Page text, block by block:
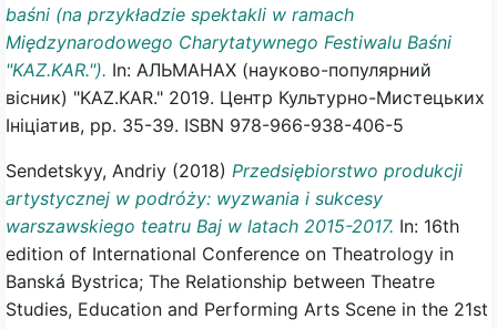
baśni (na przykładzie spektakli w ramach
Międzynarodowego Charytatywnego Festiwalu Baśni
"KAZ.KAR."). In: АЛЬМАНАХ (науково-популярний
вісник) "KAZ.KAR." 2019. Центр Культурно-Мистецьких
Ініціатив, pp. 35-39. ISBN 978-966-938-406-5
Sendetskyy, Andriy (2018) Przedsiębiorstwo produkcji
artystycznej w podróży: wyzwania i sukcesy
warszawskiego teatru Baj w latach 2015-2017. In: 16th
edition of International Conference on Theatrology in
Banská Bystrica; The Relationship between Theatre
Studies, Education and Performing Arts Scene in the 21st